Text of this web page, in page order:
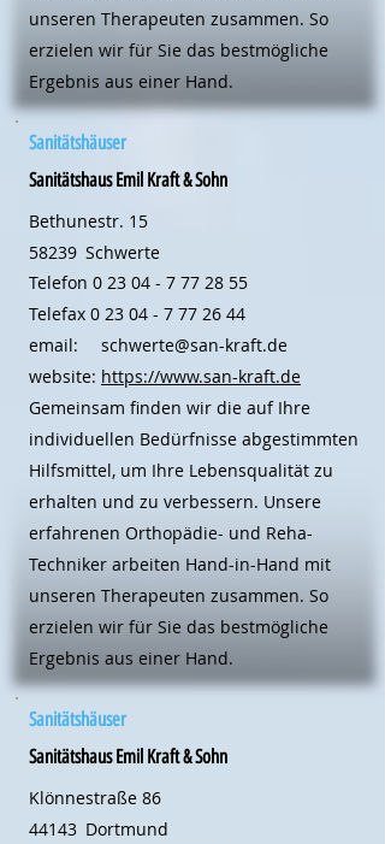
unseren Therapeuten zusammen. So
erzielen wir für Sie das bestmögliche
Ergebnis aus einer Hand.
Sanitätshäuser
Sanitätshaus Emil Kraft & Sohn
Bethunestr. 15
58239 Schwerte
Telefon 0 23 04 - 7 77 28 55
Telefax 0 23 04 - 7 77 26 44
email:
website:
schwerte@san-kraft.de
https://www.san-kraft.de
Gemeinsam finden wir die auf Ihre
individuellen Bedürfnisse abgestimmten
Hilfsmittel, um Ihre Lebensqualität zu
erhalten und zu verbessern. Unsere
erfahrenen Orthopädie- und Reha-
Techniker arbeiten Hand-in-Hand mit
unseren Therapeuten zusammen. So
erzielen wir für Sie das bestmögliche
Ergebnis aus einer Hand.
Sanitätshäuser
Sanitätshaus Emil Kraft & Sohn
Klönnestraße 86
44143 Dortmund